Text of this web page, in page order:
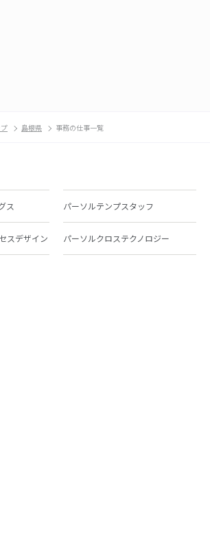
島根県 事務の仕事一覧
ス パーソルテンプスタッフ
スデザイン パーソルクロステクノロジー